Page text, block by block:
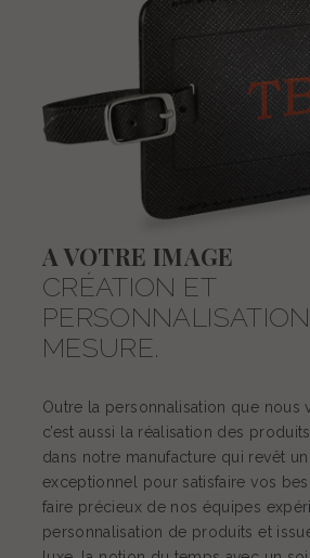
A VOTRE IMAGE
CRÉATION ET
MESURE.
Outre la personnalisation que nous
c’est aussi la réalisation des
dans notre manufacture qui revêt
exceptionnel pour satisfaire vos
faire précieux de nos équipes
personnalisation de produits et